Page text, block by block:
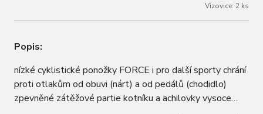
Vizovice: 2 ks
Popis:
nízké cyklistické ponožky FORCE i pro další sporty chrání
proti otlakům od obuvi (nárt) a od pedálů (chodidlo)
zpevněné zátěžové partie kotníku a achilovky vysoce